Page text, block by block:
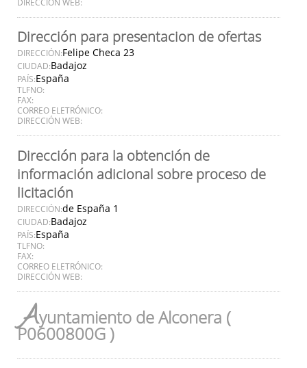
Dirección para presentacion de ofertas
DIRECCIÓN:Felipe Checa 23
CIUDAD:Badajoz
PAÍS:España
TLFNO:
FAX:
CORREO ELETRÓNICO:
DIRECCIÓN WEB:
Dirección para la obtención de
información adicional sobre proceso de
licitación
DIRECCIÓN:de España 1
CIUDAD:Badajoz
PAÍS:España
TLFNO:
FAX:
CORREO ELETRÓNICO:
DIRECCIÓN WEB:
Ayuntamiento de Alconera (
P0600800G )